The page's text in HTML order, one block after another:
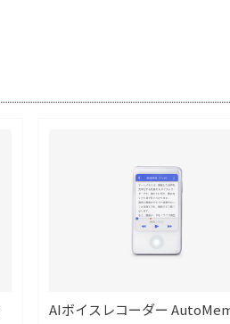
AIボイスレコーダー